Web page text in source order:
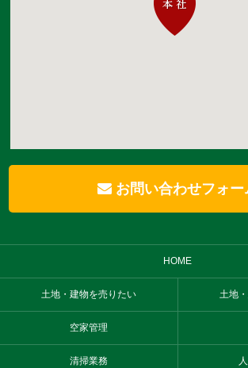
お問い合わせフォー
HOME
土地・建物を売りたい 土地
空家管理
清掃業務